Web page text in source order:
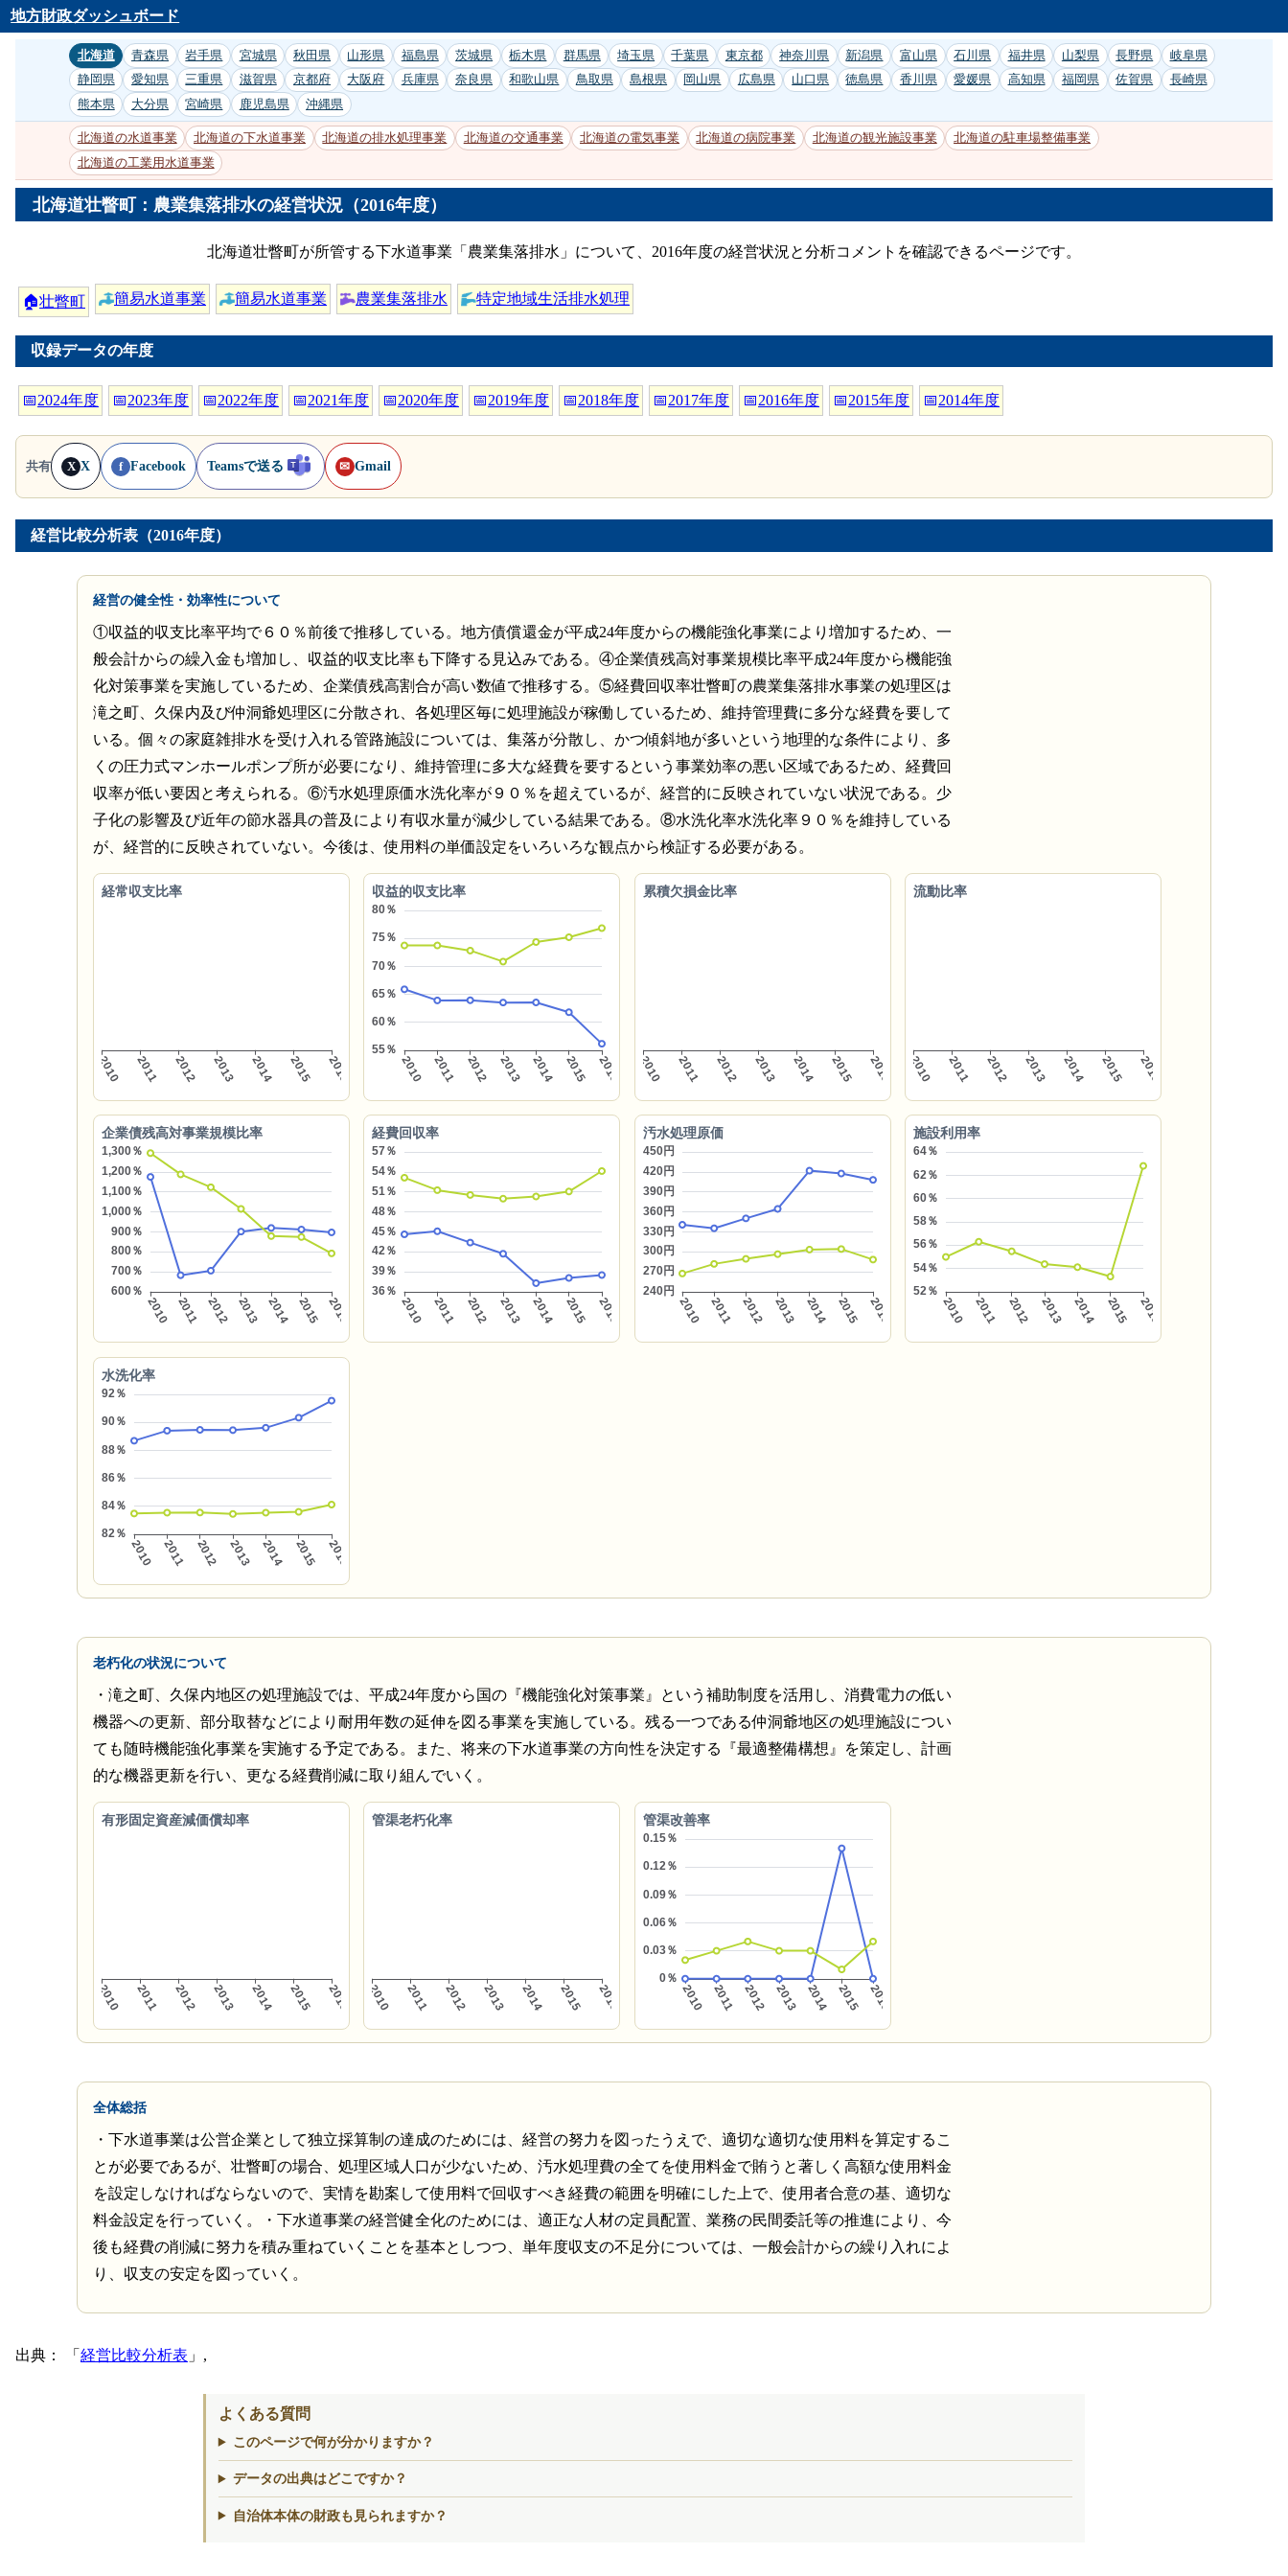
地方財政ダッシュボード
北海道 青森県 岩手県 宮城県 秋田県 山形県 福島県 茨城県 栃木県 群馬県 埼玉県 千葉県 東京都 神奈川県 新潟県 富山県 石川県 福井県 山梨県 長野県
岐阜県
静岡県
愛知県 三重県 滋賀県 京都府 大阪府 兵庫県 奈良県 和歌山県 鳥取県 島根県 岡山県 広島県 山口県 徳島県 香川県 愛媛県 高知県 福岡県 佐賀県
長崎県
熊本県
大分県 宮崎県 鹿児島県 沖縄県
北海道の水道事業 北海道の下水道事業 北海道の排水処理事業 北海道の交通事業 北海道の電気事業 北海道の病院事業 北海道の観光施設事業
北海道の駐車場整備事業
北海道の工業用水道事業
北海道壮瞥町：農業集落排水の経営状況（2016年度）
北海道壮瞥町が所管する下水道事業「農業集落排水」について、2016年度の経営状況と分析コメントを確認できるページです。
🏠壮瞥町 簡易水道事業 簡易水道事業 農業集落排水 特定地域生活排水処理
収録データの年度
📅2024年度 📅2023年度 📅2022年度 📅2021年度 📅2020年度 📅2019年度 📅2018年度 📅2017年度 📅2016年度 📅2015年度 📅2014年度
共有 X X f Facebook Teamsで送る ✉ Gmail
経営比較分析表（2016年度）
経営の健全性・効率性について
①収益的収支比率平均で６０％前後で推移している。地方債償還金が平成24年度からの機能強化事業により増加するため、一
般会計からの繰入金も増加し、収益的収支比率も下降する見込みである。④企業債残高対事業規模比率平成24年度から機能強
化対策事業を実施しているため、企業債残高割合が高い数値で推移する。⑤経費回収率壮瞥町の農業集落排水事業の処理区は
滝之町、久保内及び仲洞爺処理区に分散され、各処理区毎に処理施設が稼働しているため、維持管理費に多分な経費を要して
いる。個々の家庭雑排水を受け入れる管路施設については、集落が分散し、かつ傾斜地が多いという地理的な条件により、多
くの圧力式マンホールポンプ所が必要になり、維持管理に多大な経費を要するという事業効率の悪い区域であるため、経費回
収率が低い要因と考えられる。⑥汚水処理原価水洗化率が９０％を超えているが、経営的に反映されていない状況である。少
子化の影響及び近年の節水器具の普及により有収水量が減少している結果である。⑧水洗化率水洗化率９０％を維持している
が、経営的に反映されていない。今後は、使用料の単価設定をいろいろな観点から検証する必要がある。
経常収支比率 収益的収支比率 累積欠損金比率 流動比率
企業債残高対事業規模比率 経費回収率 汚水処理原価 施設利用率
水洗化率
老朽化の状況について
・滝之町、久保内地区の処理施設では、平成24年度から国の『機能強化対策事業』という補助制度を活用し、消費電力の低い
機器への更新、部分取替などにより耐用年数の延伸を図る事業を実施している。残る一つである仲洞爺地区の処理施設につい
ても随時機能強化事業を実施する予定である。また、将来の下水道事業の方向性を決定する『最適整備構想』を策定し、計画
的な機器更新を行い、更なる経費削減に取り組んでいく。
有形固定資産減価償却率 管渠老朽化率 管渠改善率
全体総括
・下水道事業は公営企業として独立採算制の達成のためには、経営の努力を図ったうえで、適切な適切な使用料を算定するこ
とが必要であるが、壮瞥町の場合、処理区域人口が少ないため、汚水処理費の全てを使用料金で賄うと著しく高額な使用料金
を設定しなければならないので、実情を勘案して使用料で回収すべき経費の範囲を明確にした上で、使用者合意の基、適切な
料金設定を行っていく。・下水道事業の経営健全化のためには、適正な人材の定員配置、業務の民間委託等の推進により、今
後も経費の削減に努力を積み重ねていくことを基本としつつ、単年度収支の不足分については、一般会計からの繰り入れによ
り、収支の安定を図っていく。
出典： 経営比較分析表 ,
よくある質問
このページで何が分かりますか？
データの出典はどこですか？
自治体本体の財政も見られますか？